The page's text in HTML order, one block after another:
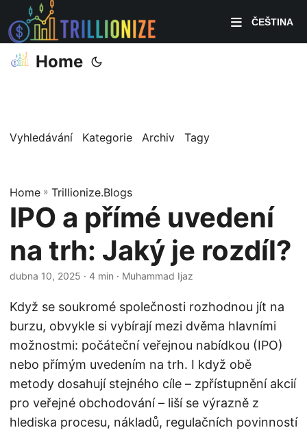
ČEŠTINA
Home
Vyhledávání Kategorie Archiv Tagy
Home » Trillionize.Blogs
IPO a přímé uvedení
na trh: Jaký je rozdíl?
dubna 10, 2025 · 4 min · Muhammad Ijaz
Když se soukromé společnosti rozhodnou jít na
burzu, obvykle si vybírají mezi dvěma hlavními
možnostmi: počáteční veřejnou nabídkou (IPO)
nebo přímým uvedením na trh. I když obě
metody dosahují stejného cíle – zpřístupnění akcií
pro veřejné obchodování – liší se výrazně z
hlediska procesu, nákladů, regulačních povinností